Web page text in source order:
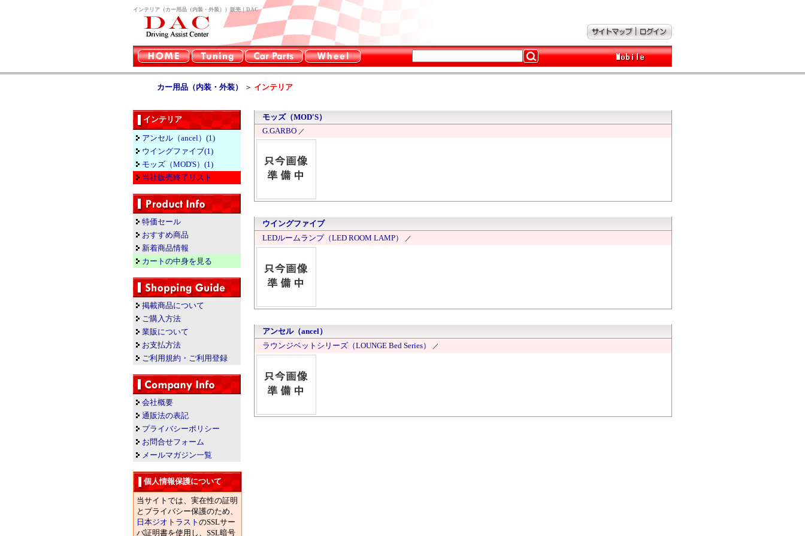
インテリア（カー用品（内装・外装））販売｜DAC
カー用品（内装・外装） ＞ インテリア
インテリア
アンセル（ancel）(1)
ウイングファイブ(1)
モッズ（MOD'S）(1)
当社販売終了リスト
特価セール
おすすめ商品
新着商品情報
カートの中身を見る
掲載商品について
ご購入方法
業販について
お支払方法
ご利用規約・ご利用登録
会社概要
通販法の表記
プライバシーポリシー
お問合せフォーム
メールマガジン一覧
個人情報保護について
当サイトでは、実在性の証明
とプライバシー保護のため、
日本ジオトラスト のSSLサー
バ証明書を使用し、SSL暗号
モッズ（MOD'S）
G.GARBO ／
ウイングファイブ
LEDルームランプ（LED ROOM LAMP）
／
アンセル（ancel）
ラウンジベットシリーズ（LOUNGE Bed Series）
／